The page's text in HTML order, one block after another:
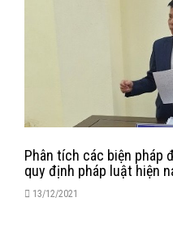
Phân tích các biện pháp
quy định pháp luật hiện
13/12/2021